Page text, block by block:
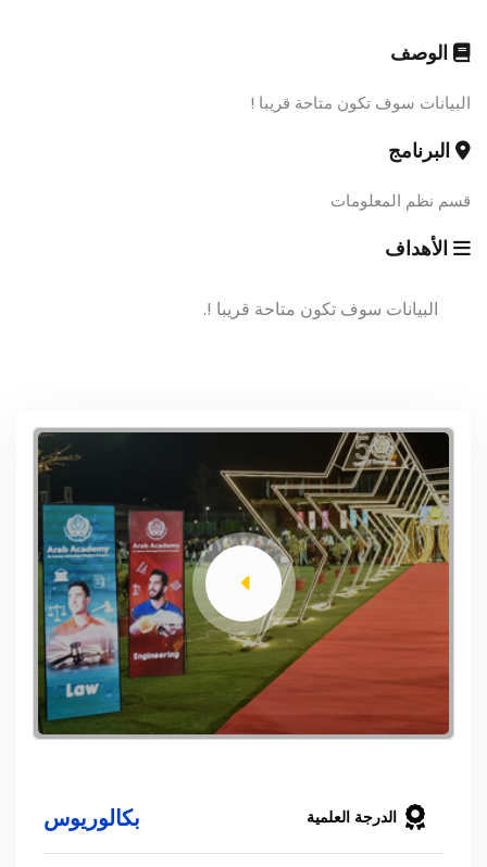
الوصف
البيانات سوف تكون متاحة قريبا !
البرنامج
قسم نظم المعلومات
الأهداف
البيانات سوف تكون متاحة قريبا !.
الدرجة العلمية بكالوريوس